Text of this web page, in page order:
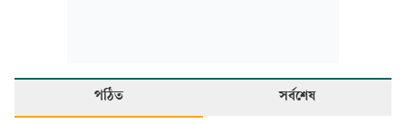
পঠিত সর্বশেষ